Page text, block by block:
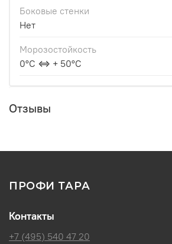
Боковые стенки
Нет
Морозостойкость
0°С ⇔ + 50°С
Отзывы
ПРОФИ ТАРА
Контакты
+7 (495) 540 47 20